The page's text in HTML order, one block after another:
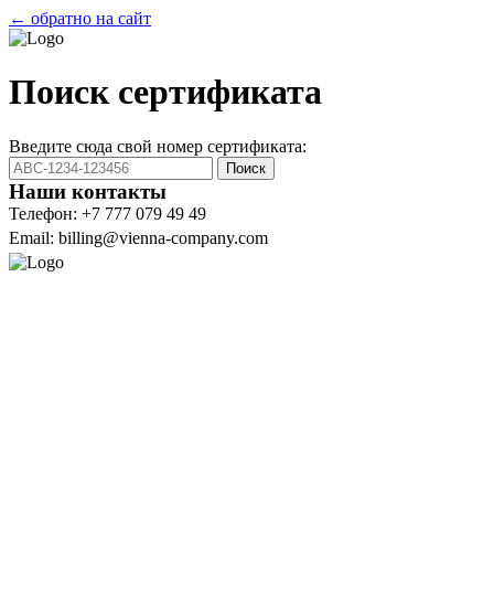
← обратно на сайт
Поиск сертификата
Введите сюда свой номер сертификата:
Поиск
Наши контакты
Телефон: +7 777 079 49 49
Email: billing@vienna-company.com